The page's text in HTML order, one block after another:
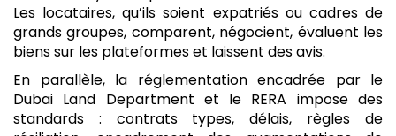
Les locataires, qu’ils soient expatriés ou cadres de
grands groupes, comparent, négocient, évaluent les
biens sur les plateformes et laissent des avis.
En parallèle, la réglementation encadrée par le
Dubai Land Department et le RERA impose des
standards : contrats types, délais, règles de